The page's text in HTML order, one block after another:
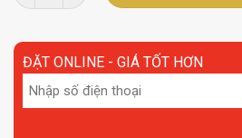
ĐẶT ONLINE - GIÁ TỐT HƠN